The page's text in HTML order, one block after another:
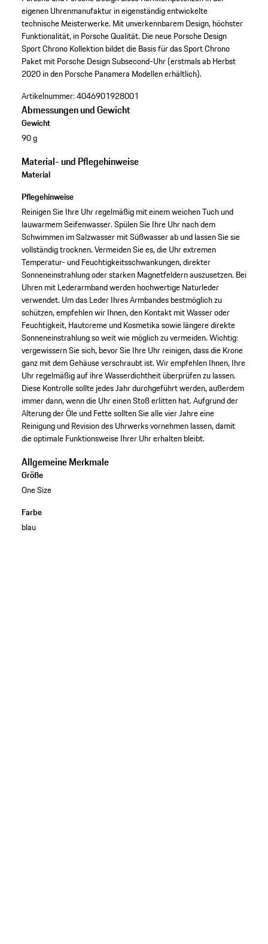
eigenen Uhrenmanufaktur in eigenständig entwickelte
technische Meisterwerke. Mit unverkennbarem Design, höchster
Funktionalität, in Porsche Qualität. Die neue Porsche Design
Sport Chrono Kollektion bildet die Basis für das Sport Chrono
Paket mit Porsche Design Subsecond-Uhr (erstmals ab Herbst
2020 in den Porsche Panamera Modellen erhältlich).
Artikelnummer:4046901928001
Abmessungen und Gewicht
Gewicht
90 g
Material- und Pflegehinweise
Material
Pflegehinweise
Reinigen Sie Ihre Uhr regelmäßig mit einem weichen Tuch und
lauwarmem Seifenwasser. Spülen Sie Ihre Uhr nach dem
Schwimmen im Salzwasser mit Süßwasser ab und lassen Sie sie
vollständig trocknen. Vermeiden Sie es, die Uhr extremen
Temperatur- und Feuchtigkeitsschwankungen, direkter
Sonneneinstrahlung oder starken Magnetfeldern auszusetzen. Bei
Uhren mit Lederarmband werden hochwertige Naturleder
verwendet. Um das Leder Ihres Armbandes bestmöglich zu
schützen, empfehlen wir Ihnen, den Kontakt mit Wasser oder
Feuchtigkeit, Hautcreme und Kosmetika sowie längere direkte
Sonneneinstrahlung so weit wie möglich zu vermeiden. Wichtig:
vergewissern Sie sich, bevor Sie Ihre Uhr reinigen, dass die Krone
ganz mit dem Gehäuse verschraubt ist. Wir empfehlen Ihnen, Ihre
Uhr regelmäßig auf ihre Wasserdichtheit überprüfen zu lassen.
Diese Kontrolle sollte jedes Jahr durchgeführt werden, außerdem
immer dann, wenn die Uhr einen Stoß erlitten hat. Aufgrund der
Alterung der Öle und Fette sollten Sie alle vier Jahre eine
Reinigung und Revision des Uhrwerks vornehmen lassen, damit
die optimale Funktionsweise Ihrer Uhr erhalten bleibt.
Allgemeine Merkmale
Größe
One Size
Farbe
blau